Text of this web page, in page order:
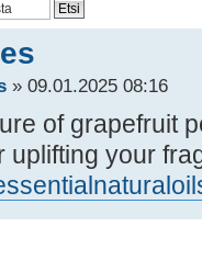
» 09.01.2025 08:16
of grapefruit
uplifting your